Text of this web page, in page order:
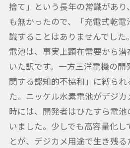
捨て」という長年の常識があり
も無かったので、「充電式乾
識することはありませんでし
電池は、事実上顕在需要から
いた訳です。一方三洋電機の
関する認知的不協和」に縛ら
た。ニッケル水素電池がデジ
時には、開発者はひたすら電
いました。少しでも高容量化し
とが、デジカメ用途で生き残